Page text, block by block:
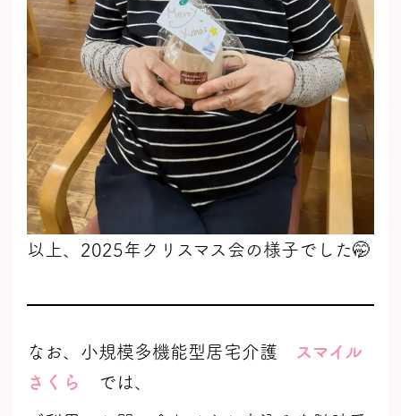
以上、2025年クリスマス会の様子でした🤭
なお、小規模多機能型居宅介護
スマイル
さくら
では、